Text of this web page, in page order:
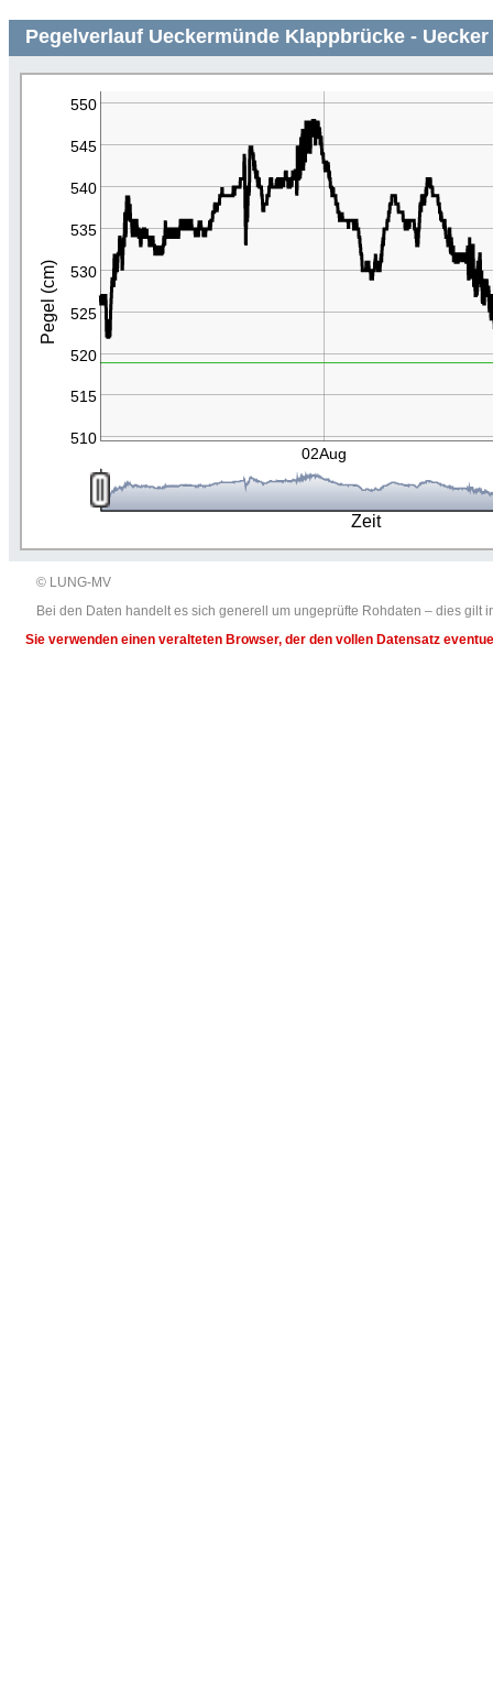
Pegelverlauf Ueckermünde Klappbrücke - Uecker
Zeit
Pegel (cm)
510
515
520
525
530
535
540
545
550
02Aug
© LUNG-MV
Bei den Daten handelt es sich generell um ungeprüfte Rohdaten – dies
Sie verwenden einen veralteten Browser, der den vollen Datensatz